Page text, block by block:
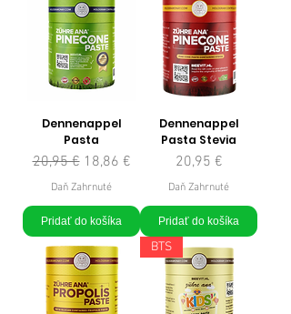
Dennenappel
Pasta
Normálna cena
20,95 € Zľavnená cena
18,86 €
Daň Zahrnuté
Pridať do košíka
Dennenappel
Pasta Stevia
Cena
20,95 €
Daň Zahrnuté
Pridať do košíka
BTS